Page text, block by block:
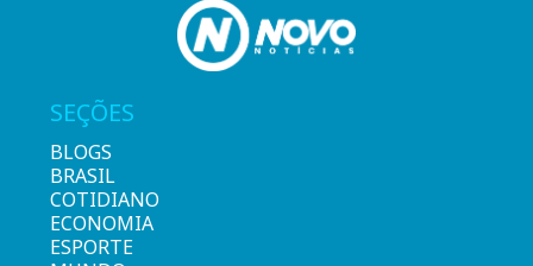
SEÇÕES
BLOGS
BRASIL
COTIDIANO
ECONOMIA
ESPORTE